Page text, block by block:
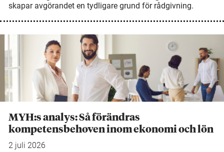
skapar avgörandet en tydligare grund för rådgivning.
MYH:s analys: Så förändras
kompetensbehoven inom ekonomi och lön
2 juli 2026